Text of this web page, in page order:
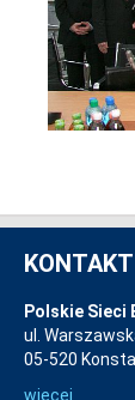
KONTAKT
Polskie Sieci
ul.
05-520
więcej